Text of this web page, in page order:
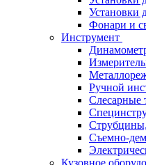
Установки
Фонари и
Инструмент
Ручной
Слесарные
Съемно-
Кузовное